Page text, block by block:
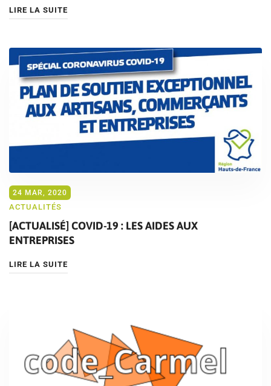
LIRE LA SUITE
24 MAR, 2020
ACTUALITÉS
[ACTUALISÉ] COVID-19 : LES AIDES AUX
ENTREPRISES
LIRE LA SUITE